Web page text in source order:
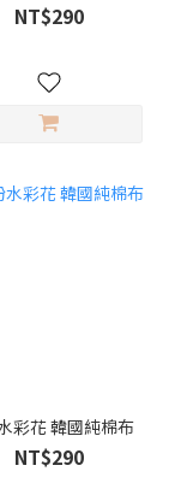
NT$290
彩花 韓國純棉布
NT$290